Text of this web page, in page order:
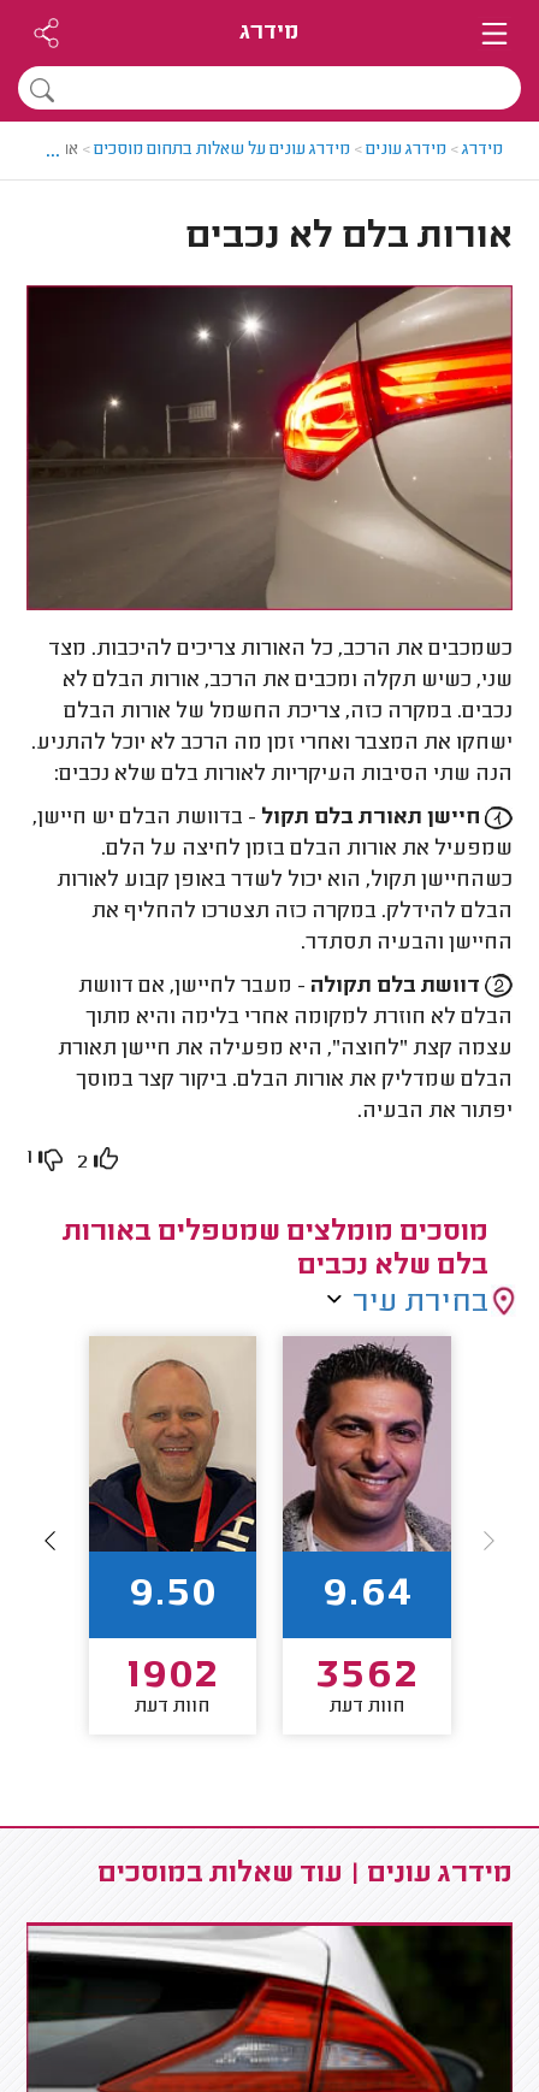
מידרג
מידרג> מידרג עונים> מידרג עונים על שאלות בתחום מוסכים> אורות בלם
...
אורות בלם לא נכבים
כשמכבים את הרכב, כל האורות צריכים להיכבות. מצד
שני, כשיש תקלה ומכבים את הרכב, אורות הבלם לא
נכבים. במקרה כזה, צריכת החשמל של אורות הבלם
ישחקו את המצבר ואחרי זמן מה הרכב לא יוכל להתניע.
הנה שתי הסיבות העיקריות לאורות בלם שלא נכבים:
חיישן תאורת בלם תקול - בדוושת הבלם יש חיישן,
שמפעיל את אורות הבלם בזמן לחיצה על הלם.
כשהחיישן תקול, הוא יכול לשדר באופן קבוע לאורות
הבלם להידלק. במקרה כזה תצטרכו להחליף את
החיישן והבעיה תסתדר.
דוושת בלם תקולה - מעבר לחיישן, אם דוושת
הבלם לא חוזרת למקומה אחרי בלימה והיא מתוך
עצמה קצת "לחוצה", היא מפעילה את חיישן תאורת
הבלם שמדליק את אורות הבלם. ביקור קצר במוסך
יפתור את הבעיה.
2
1
מוסכים מומלצים שמטפלים באורות
בלם שלא נכבים
בחירת עיר
9.64
3562
חוות דעת
9.50
1902
חוות דעת
מידרג עונים | עוד שאלות במוסכים